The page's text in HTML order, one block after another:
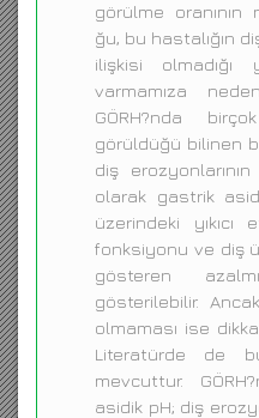
görülme
ğu, bu hastalığın
ilişkisi olmadığı
varmamıza
GÖRH?nda
görüldüğü bilinen
diş
olarak gastrik
üzerindeki yıkıcı
fonksiyonu ve diş
gösteren
gösterilebilir.
olmaması ise
Literatürde de
mevcuttur.
asidik pH; diş